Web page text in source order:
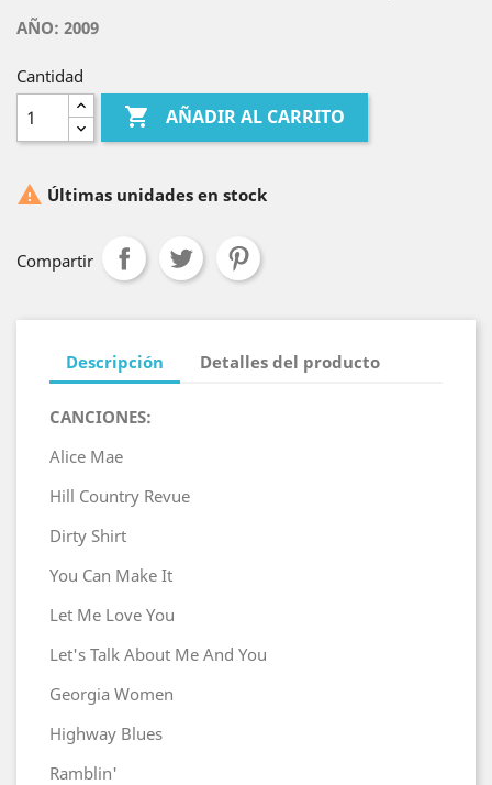
AÑO: 2009
Cantidad
 AÑADIR AL CARRITO
 Últimas unidades en stock
Compartir
Descripción Detalles del producto
CANCIONES:
Alice Mae
Hill Country Revue
Dirty Shirt
You Can Make It
Let Me Love You
Let's Talk About Me And You
Georgia Women
Highway Blues
Ramblin'